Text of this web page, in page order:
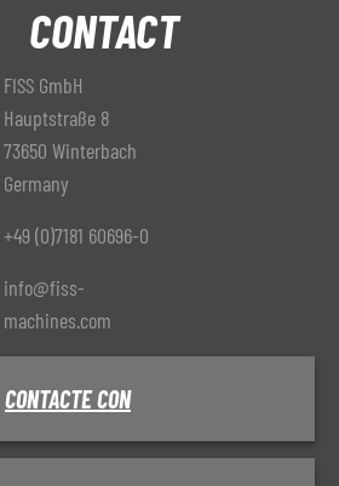
CONTACT
FISS GmbH
Hauptstraße 8
73650 Winterbach
Germany
+49 (0)7181 60696-0
info@fiss-
machines.com
CONTACTE CON